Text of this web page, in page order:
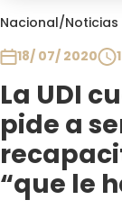
Nacional/Noticias
18/ 07/ 2020
La UDI
pide a
“que le
Club De
Plan
El Tiempo
Sabingo
Todos Los